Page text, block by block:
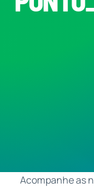
Acompanhe as